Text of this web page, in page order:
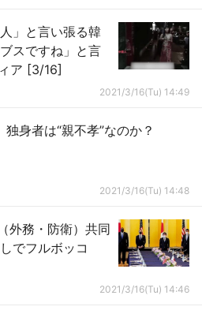
」と言い張る韓
スですね」と言
ってみたら…―中国メディア [3/16]
2021/3/16(Tu) 14:49
身者は“親不孝”なのか？
2021/3/16(Tu) 14:48
外務・防衛）共同
でフルボッコ
2021/3/16(Tu) 14:46